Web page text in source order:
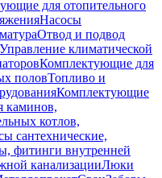
для отопительного
Насосы
Отвод и подвод
Управление климатической
Комплектующие для
половТопливо и
Комплектующие
каминов,
котлов,
сантехнические,
фитинги внутренней
канализацииЛюки